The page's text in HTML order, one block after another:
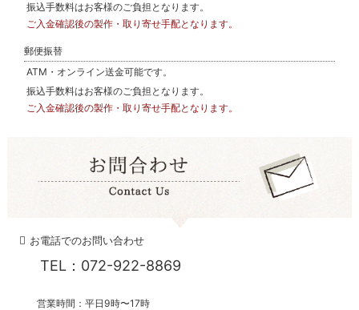
振込手数料はお客様のご負担となります。
ご入金確認後の製作・取り寄せ手配となります。
郵便振替
ATM・オンライン送金可能です。
振込手数料はお客様のご負担となります。
ご入金確認後の製作・取り寄せ手配となります。
お電話でのお問い合わせ
TEL：072-922-8869
営業時間：平日9時〜17時